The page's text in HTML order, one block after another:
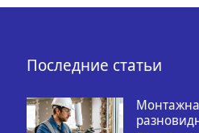
Последние статьи